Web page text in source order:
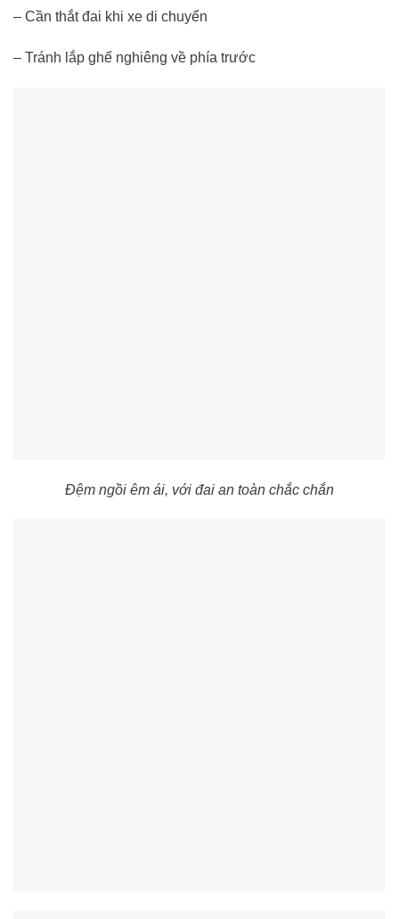
– Cần thắt đai khi xe di chuyển
– Tránh lắp ghế nghiêng về phía trước
Đệm ngồi êm ái, với đai an toàn chắc chắn